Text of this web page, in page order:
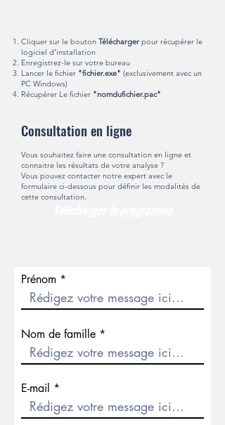
Cliquer sur le bouton Télécharger pour récupérer le
logiciel d’installation
Enregistrez-le sur votre bureau
Lancer le fichier "fichier.exe" (exclusivement avec un
PC Windows)
Récupérer Le fichier "nomdufichier.pac"
Consultation en ligne
Vous souhaitez faire une consultation en ligne et
connaitre les résultats de votre analyse ?
Vous pouvez contacter notre expert avec le
formulaire ci-dessous pour définir les modalités de
cette consultation.
Prénom
Nom de famille
E-mail